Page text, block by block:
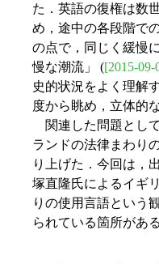
た．英語の復権は数
め，途中の各段階で
の点で，同じく緩慢
慢な潮流」 ([2015-09-
史的状況をよく理解
度から眺め，立体的
関連した問題とし
ランドの法律まわり
り上げた．今回は，
塚直隆氏によるイギ
りの使用言語という
られている箇所があ